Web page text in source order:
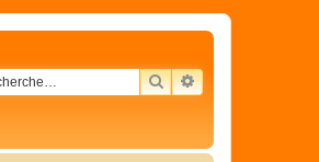
RECHERCHER
RECHERCHE